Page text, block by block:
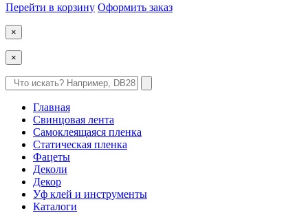
Перейти в корзину Оформить заказ
×
×
Главная
Свинцовая лента
Самоклеящаяся пленка
Статическая пленка
Фацеты
Деколи
Декор
Уф клей и инструменты
Каталоги